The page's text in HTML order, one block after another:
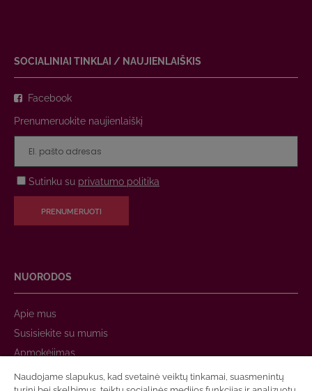
SOCIALINIAI TINKLAI / NAUJIENLAIŠKIS
Facebook
Prenumeruokite naujienlaiškį
Sutinku su privatumo politika
PRENUMERUOTI
NUORODOS
Apie mus
Susisiekite su mumis
Apmokėjimas
Prekių pristatymas
Naudojame slapukus, kad svetainė veiktų tinkamai, suasmenintų